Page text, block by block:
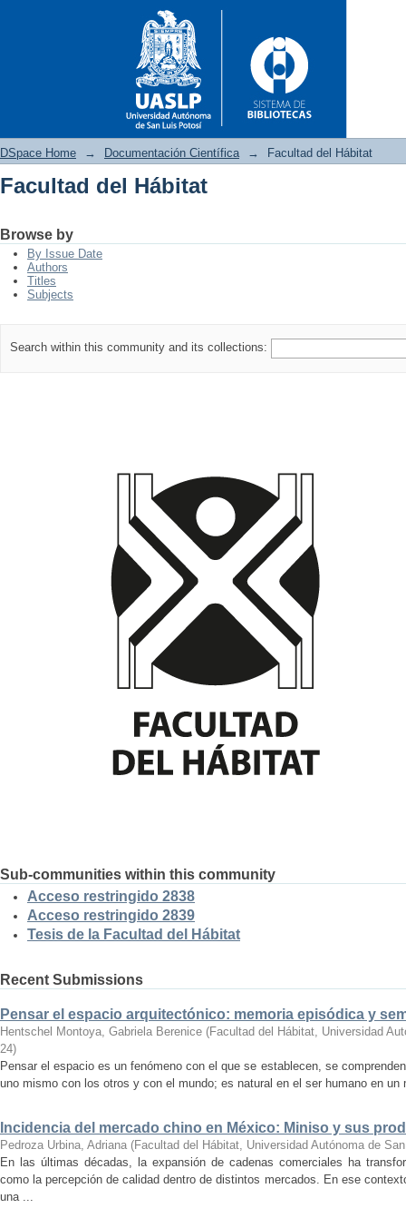
DSpace Home → Documentación Científica → Facultad del Hábitat
Facultad del Hábitat
Browse by
By Issue Date
Authors
Titles
Subjects
Search within this community and its collections:
Sub-communities within this community
Acceso restringido 2838
Acceso restringido 2839
Tesis de la Facultad del Hábitat
Recent Submissions
Pensar el espacio arquitectónico: memoria episódica y
Hentschel Montoya, Gabriela Berenice (Facultad del Hábitat, Universidad
24)
Pensar el espacio es un fenómeno con el que se establecen, se
uno mismo con los otros y con el mundo; es natural en el ser humano en
Incidencia del mercado chino en México: Miniso y sus
Pedroza Urbina, Adriana (Facultad del Hábitat, Universidad Autónoma de
En las últimas décadas, la expansión de cadenas comerciales ha
como la percepción de calidad dentro de distintos mercados. En ese
una ...